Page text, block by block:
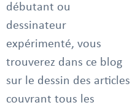
débutant ou
dessinateur
expérimenté, vous
trouverez dans ce blog
sur le dessin des articles
couvrant tous les